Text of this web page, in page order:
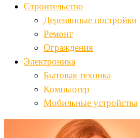
Строительство
Деревянные постройки
Ремонт
Ограждения
Электроника
Бытовая техника
Компьютер
Мобильные устройства